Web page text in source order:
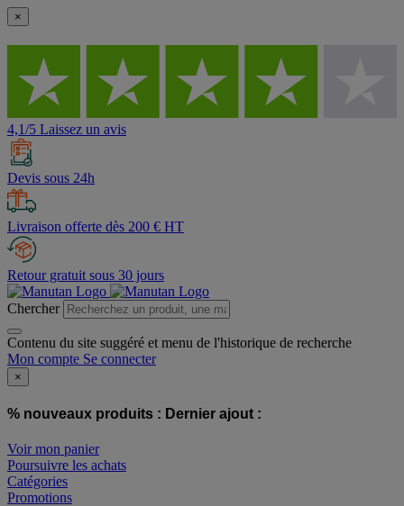
×
4,1/5 Laissez un avis
Devis sous 24h
Livraison offerte dès 200 € HT
Retour gratuit sous 30 jours
Chercher
Contenu du site suggéré et menu de l'historique de recherche
Mon compte Se connecter
×
% nouveaux produits : Dernier ajout :
Voir mon panier
Poursuivre les achats
Catégories
Promotions